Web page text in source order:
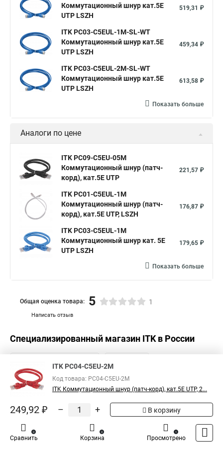
Коммутационный шнур кат.5E
UTP LSZH
519,31 ₽
ITK PC03-C5EUL-1M-SL-WT
Коммутационный шнур кат.5E
UTP LSZH
459,34 ₽
ITK PC03-C5EUL-2M-SL-WT
Коммутационный шнур кат.5E
UTP LSZH
613,58 ₽
Показать больше
Аналоги по цене
ITK PC09-C5EU-05M
Коммутационный шнур (патч-
корд), кат.5Е UTP
221,57 ₽
ITK PC01-C5EUL-1M
Коммутационный шнур (патч-
корд), кат.5Е UTP, LSZH
176,87 ₽
ITK PC03-C5EUL-1M
Коммутационный шнур кат. 5Е
UTP LSZH
179,65 ₽
Показать больше
Написать отзыв
Общая оценка товара: 5 1
Специализированный магазин ITKв России
ITK PC04-C5EU-2M
Код товара: PC04-C5EU-2M
ITK Коммутационный шнур (патч-корд), кат.5Е UTP, 2...
249,92 ₽ – + В корзину
Сравнить
0
Корзина
0
Просмотрено
1